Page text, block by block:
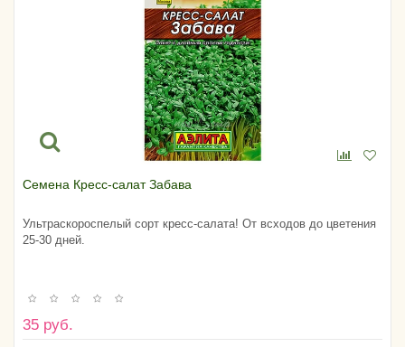
Семена Кресс-салат Забава
Ультраскороспелый сорт кресс-салата! От всходов до цветения
25-30 дней.
35 руб.